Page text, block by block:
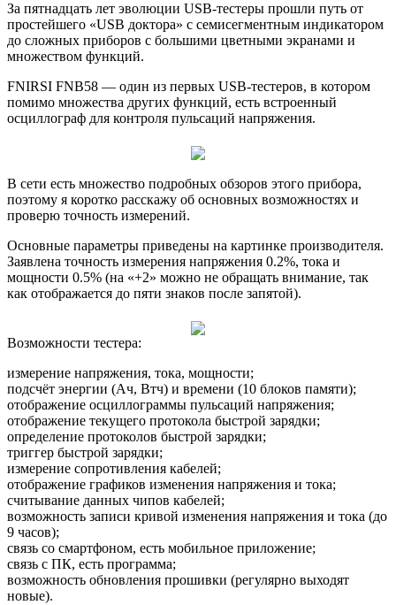
За пятнадцать лет эволюции USB-тестеры прошли путь от
простейшего «USB доктора» с семисегментным индикатором
до сложных приборов с большими цветными экранами и
множеством функций.
FNIRSI FNB58 — один из первых USB-тестеров, в котором
помимо множества других функций, есть встроенный
осциллограф для контроля пульсаций напряжения.
В сети есть множество подробных обзоров этого прибора,
поэтому я коротко расскажу об основных возможностях и
проверю точность измерений.
Основные параметры приведены на картинке производителя.
Заявлена точность измерения напряжения 0.2%, тока и
мощности 0.5% (на «+2» можно не обращать внимание, так
как отображается до пяти знаков после запятой).
Возможности тестера:
измерение напряжения, тока, мощности;
подсчёт энергии (Ач, Втч) и времени (10 блоков памяти);
отображение осциллограммы пульсаций напряжения;
отображение текущего протокола быстрой зарядки;
определение протоколов быстрой зарядки;
триггер быстрой зарядки;
измерение сопротивления кабелей;
отображение графиков изменения напряжения и тока;
считывание данных чипов кабелей;
возможность записи кривой изменения напряжения и тока (до
9 часов);
связь со смартфоном, есть мобильное приложение;
связь с ПК, есть программа;
возможность обновления прошивки (регулярно выходят
новые).